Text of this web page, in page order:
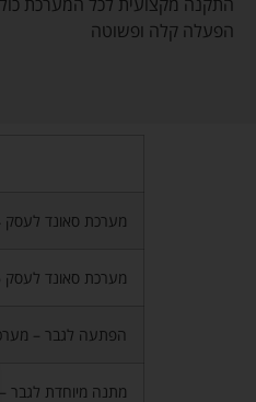
הפעלה קלה ופשוטה
מערכת סאונד לעסק Fun music B-4
מערכת סאונד לעסק Fun music B-6
הפתעה לגבר –
מתנה מיוחדת לגבר –